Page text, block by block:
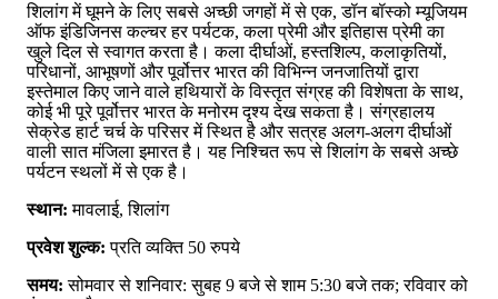
शिलांग में घूमने के लिए सबसे अच्छी जगहों में से एक, डॉन बॉस्को म्यूजियम
ऑफ इंडिजिनस कल्चर हर पर्यटक, कला प्रेमी और इतिहास प्रेमी का
खुले दिल से स्वागत करता है। कला दीर्घाओं, हस्तशिल्प, कलाकृतियों,
परिधानों, आभूषणों और पूर्वोत्तर भारत की विभिन्न जनजातियों द्वारा
इस्तेमाल किए जाने वाले हथियारों के विस्तृत संग्रह की विशेषता के साथ,
कोई भी पूरे पूर्वोत्तर भारत के मनोरम दृश्य देख सकता है। संग्रहालय
सेक्रेड हार्ट चर्च के परिसर में स्थित है और सत्रह अलग-अलग दीर्घाओं
वाली सात मंजिला इमारत है। यह निश्चित रूप से शिलांग के सबसे अच्छे
पर्यटन स्थलों में से एक है।
स्थान: मावलाई, शिलांग
प्रवेश शुल्क: प्रति व्यक्ति 50 रुपये
समय: सोमवार से शनिवार: सुबह 9 बजे से शाम 5:30 बजे तक; रविवार को